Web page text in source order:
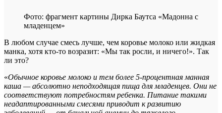
Фото: фрагмент картины Дирка Баутса «Мадонна с
младенцем»
В любом случае смесь лучше, чем коровье молоко или жидкая
манка, хотя кто-то возразит: «Мы так росли, и ничего!». Так
ли это?
«Обычное коровье молоко и тем более 5-процентная манная
каша — абсолютно неподходящая пища для младенцев. Они не
соответствуют потребностям ребенка. Питание такими
неадаптированными смесями приводит к развитию